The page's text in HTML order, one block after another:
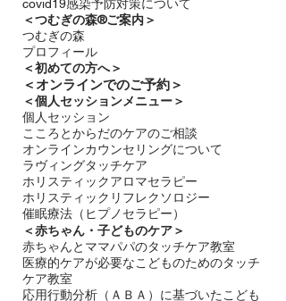
covid19感染予防対策について
＜つむぎの森®ご案内＞
つむぎの森
プロフィール
＜初めての方へ＞
＜​オンラインでのご予約＞
＜個人セッションメニュー＞
個人セッション
こころとからだのケアのご相談
オンラインカウンセリングについて
ラヴィングタッチケア
ホリスティックアロマセラピー
ホリスティックリフレクソロジー​
催眠療法（ヒプノセラピー）
＜赤ちゃん・子どものケア＞
​赤ちゃんとママパパのタッチケア教室
医療的ケアが必要なこどものためのタッチ
ケア教室
応用行動分析（ＡＢＡ）に基づいたこども